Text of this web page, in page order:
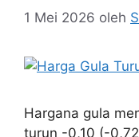
1 Mei 2026 oleh
Hargana gula
turun -0,10 (-